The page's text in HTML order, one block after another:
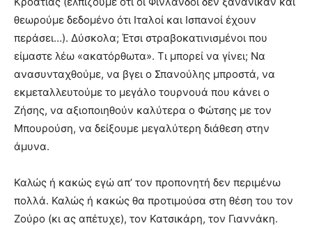
θεωρούμε δεδομένο ότι Ιταλοί και Ισπανοί έχουν
περάσει…). Δύσκολα; Έτσι στραβοκατινισμένοι που
είμαστε λέω «ακατόρθωτα». Τι μπορεί να γίνει; Να
ανασυνταχθούμε, να βγει ο Σπανούλης μπροστά, να
εκμεταλλευτούμε το μεγάλο τουρνουά που κάνει ο
Ζήσης, να αξιοποιηθούν καλύτερα ο Φώτσης με τον
Μπουρούση, να δείξουμε μεγαλύτερη διάθεση στην
άμυνα.
Καλώς ή κακώς εγώ απ’ τον προπονητή δεν περιμένω
πολλά. Καλώς ή κακώς θα προτιμούσα στη θέση του τον
Ζούρο (κι ας απέτυχε), τον Κατσικάρη, τον Γιαννάκη.